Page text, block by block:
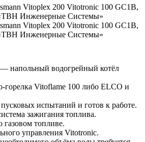
напольный водогрейный котёл
горелка Vitoflame 100 либо ELCO и
испытаний и готов к работе.
зажигания топлива.
газовом топливе.
управления Vitotronic.